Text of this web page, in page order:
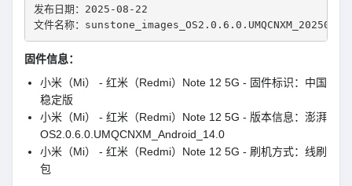
发布日期：2025-08-22
文件名称：
固件信息：
小米（Mi） - 红米（Redmi）Note 12 5G - 固件标识：中国
稳定版
小米（Mi） - 红米（Redmi）Note 12 5G - 版本信息：澎湃
OS2.0.6.0.UMQCNXM_Android_14.0
小米（Mi） - 红米（Redmi）Note 12 5G - 刷机方式：线刷
包